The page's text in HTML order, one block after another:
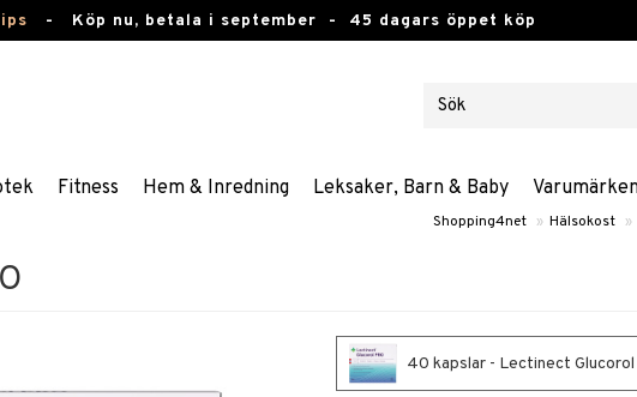
- Köp nu, betala i september - 45 dagars öppet köp
Fitness Hem & Inredning Leksaker, Barn & Baby
Shopping4net » Hälsokost »
40 kapslar - Lectinect Glucorol